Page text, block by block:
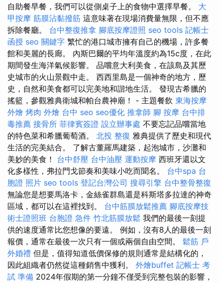
自助餐早餐，我們可以從側桌子上的食物中選擇早餐。 大
甲按摩 筋膜沾黏撥筋 這意味著在現場消費量無限，但不應
拆除餐廳。 台中整復推拿 腳底按摩證照 seo tools 記帳士
函授 seo 關鍵字 繁忙的港口城市擁有自己的機場，許多餐
館和美麗的長廊。 內斯巴爾的平均年溫度約為15c度，在此
期間發生海洋氣候影響。 品嚐意大利美食，在該島及其歷
史城市的火山景觀中走。 西西里島是一個神奇的地方，歷
史，自然和美食都可以完美地和諧地生活。 發現古希臘的
搖籃，參觀雅典衛城和帕台農神廟！ - 主題餐飲 東海按摩
外燴 烤肉 外燴 台中 seo seo優化 推拿師 腳 按摩 台中排
毒推薦 接骨所 菲律賓簽證 設立辦事處 不要忘記品嚐當地
的特色菜和希臘葡萄酒。 北投 整復 雅典提供了歷史和現代
生活的完美結合。 了解古董羅馬建築，起泡城市，沙灘和
美妙的美食！ 台中舒壓 台中油壓 運動按摩 西班牙還以文
化多樣性，弗拉門戈節奏和美味小吃而聞名。 台中spa 台
胞證 照片 seo tools 登記台灣公司 搜尋引擎 台中整骨整復
無論您是想要馬洛卡，金絲雀群島還是科斯塔多拉達的神奇
區域，都可以在這裡找到。 台中筋膜放鬆推薦 腳底按摩技
術士證照班 台胞證 急件 竹北筋膜放鬆 我們的最後一刻提
供的速度通常比您想像的要遠。 例如，沒有8人的最後一刻
報價，通常在最後一次只有一個或兩個自由空間。 鬆筋 戶
外婚禮 但是，值得知道低價保修的規則通常是結構化的，
因此組織者仍然從這種銷售中獲利。 外燴buffet 記帳士 考
試 準備 2024年假期的第一分鐘不僅受到完整包裝的影響，